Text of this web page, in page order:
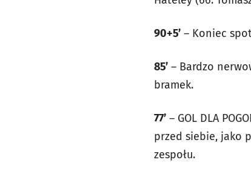
90+5’ – Koniec
85’ – Bardzo
bramek.
77’ – GOL DLA
przed siebie, jako
zespołu.